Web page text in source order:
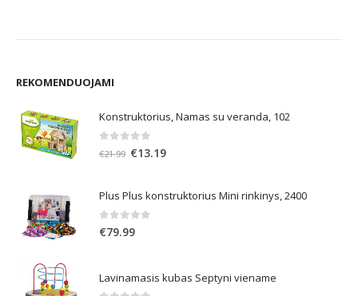
REKOMENDUOJAMI
Konstruktorius, Namas su veranda, 102
out of 5
€21.99 Original
€21.99.
€13.19Current
€13.19.
Plus Plus konstruktorius Mini rinkinys, 2400
0out of 5
€79.99
Lavinamasis kubas Septyni viename